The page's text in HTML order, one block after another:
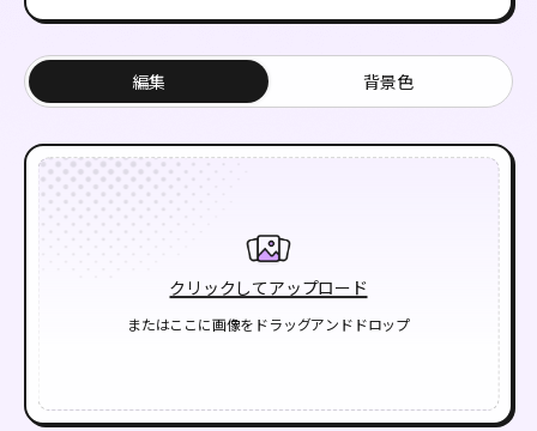
クリックしてアップロード
またはここに画像をドラッグアンドドロップ
編集 背景色